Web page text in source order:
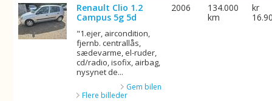
Renault Clio 1.2
Campus 5g 5d
"1.ejer, aircondition,
fjernb. centrallås,
sædevarme, el-ruder,
cd/radio, isofix, airbag,
nysynet de...
Gem bilen
Flere billeder
2006
134.000
km
kr